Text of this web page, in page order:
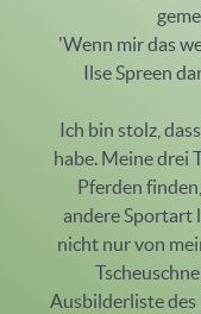
'Wenn mir das
Ilse Spreen
Ich bin stolz,
habe. Meine drei
Pferden
andere Sportart
nicht nur von
Ausbilderliste